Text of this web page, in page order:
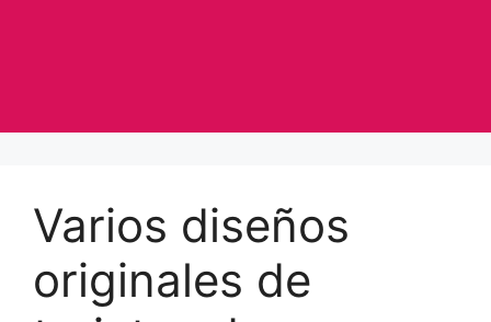
Varios diseños
originales de